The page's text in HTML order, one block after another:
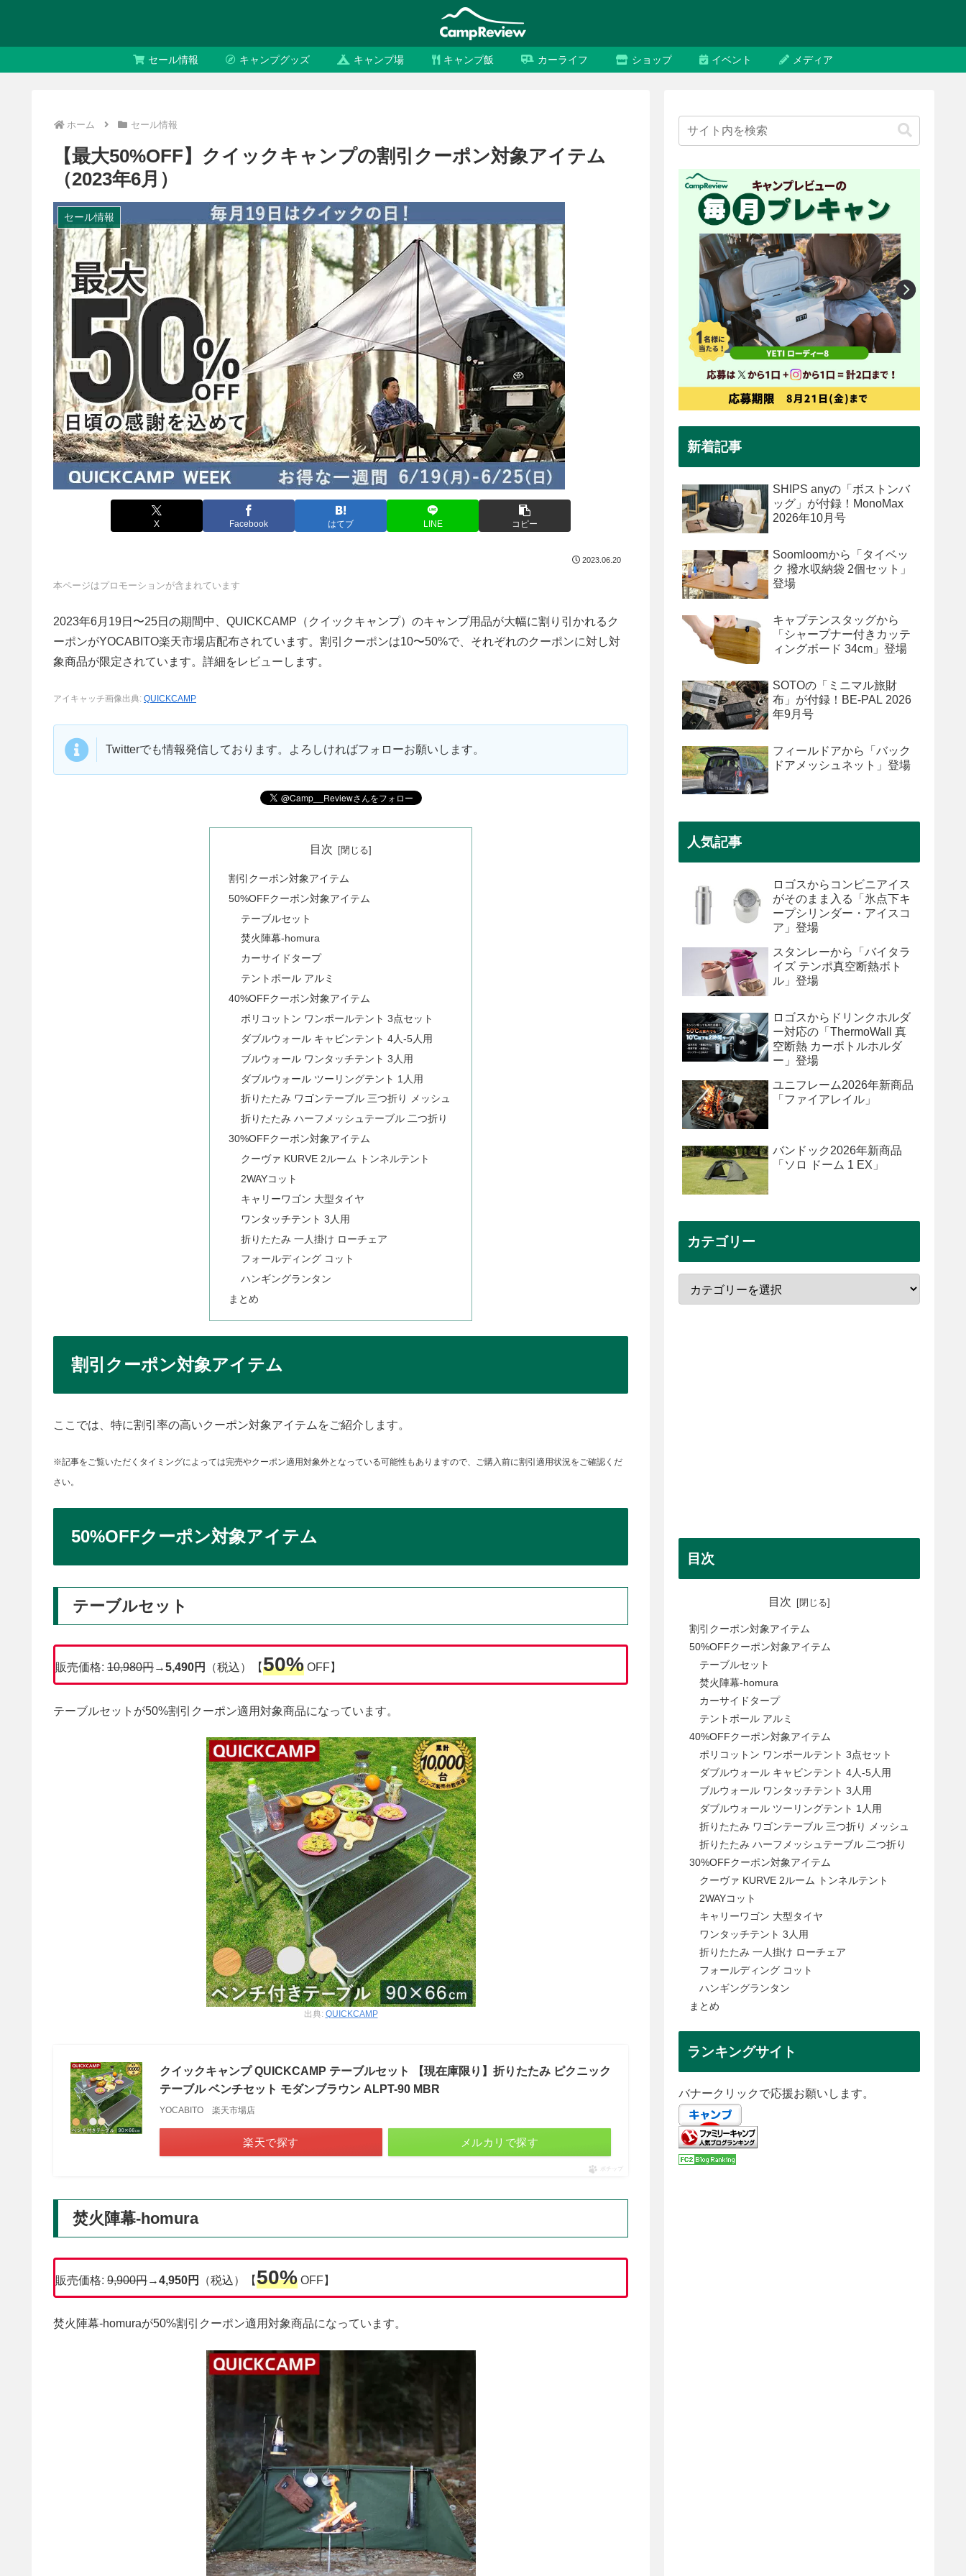
セール情報 キャンプグッズ キャンプ場 キャンプ飯 カーライフ ショップ イベント メディア
ホーム セール情報
【最大50%OFF】クイックキャンプの割引クーポン対象アイテム
（2023年6月）
セール情報
X Facebook はてブ LINE コピー
2023.06.20
本ページはプロモーションが含まれています
2023年6月19日〜25日の期間中、QUICKCAMP（クイックキャンプ）のキャンプ用品が大幅に割り引かれるク
ーポンがYOCABITO楽天市場店配布されています。割引クーポンは10〜50%で、それぞれのクーポンに対し対
象商品が限定されています。詳細をレビューします。
アイキャッチ画像出典: QUICKCAMP
Twitterでも情報発信しております。よろしければフォローお願いします。
目次
割引クーポン対象アイテム
50%OFFクーポン対象アイテム
テーブルセット
焚火陣幕-homura
カーサイドタープ
テントポール アルミ
40%OFFクーポン対象アイテム
ポリコットン ワンポールテント 3点セット
ダブルウォール キャビンテント 4人-5人用
ブルウォール ワンタッチテント 3人用
ダブルウォール ツーリングテント 1人用
折りたたみ ワゴンテーブル 三つ折り メッシュ
折りたたみ ハーフメッシュテーブル 二つ折り
30%OFFクーポン対象アイテム
クーヴァ KURVE 2ルーム トンネルテント
2WAYコット
キャリーワゴン 大型タイヤ
ワンタッチテント 3人用
折りたたみ 一人掛け ローチェア
フォールディング コット
ハンギングランタン
まとめ
割引クーポン対象アイテム
ここでは、特に割引率の高いクーポン対象アイテムをご紹介します。
※記事をご覧いただくタイミングによっては完売やクーポン適用対象外となっている可能性もありますので、ご購入前に割引適用状況をご確認くだ
さい。
50%OFFクーポン対象アイテム
テーブルセット
販売価格: 10,980円→5,490円 （税込）【50% OFF】
テーブルセットが50%割引クーポン適用対象商品になっています。
出典: QUICKCAMP
クイックキャンプ QUICKCAMP テーブルセット 【現在庫限り】折りたたみ ピクニック
テーブル ベンチセット モダンブラウン ALPT-90 MBR
YOCABITO 楽天市場店
楽天で探す メルカリで探す
ポチップ
焚火陣幕-homura
販売価格: 9,900円→4,950円 （税込）【50% OFF】
焚火陣幕-homuraが50%割引クーポン適用対象商品になっています。
新着記事
SHIPS anyの「ボストンバ
ッグ」が付録！MonoMax
2026年10月号
Soomloomから「タイベッ
ク 撥水収納袋 2個セット」
登場
キャプテンスタッグから
「シャープナー付きカッテ
ィングボード 34cm」登場
SOTOの「ミニマル旅財
布」が付録！BE-PAL 2026
年9月号
フィールドアから「バック
ドアメッシュネット」登場
人気記事
ロゴスからコンビニアイス
がそのまま入る「氷点下キ
ープシリンダー・アイスコ
ア」登場
スタンレーから「バイタラ
イズ テンポ真空断熱ボト
ル」登場
ロゴスからドリンクホルダ
ー対応の「ThermoWall 真
空断熱 カーボトルホルダ
ー」登場
ユニフレーム2026年新商品
「ファイアレイル」
バンドック2026年新商品
「ソロ ドーム 1 EX」
カテゴリー
目次
目次
割引クーポン対象アイテム
50%OFFクーポン対象アイテム
テーブルセット
焚火陣幕-homura
カーサイドタープ
テントポール アルミ
40%OFFクーポン対象アイテム
ポリコットン ワンポールテント 3点セット
ダブルウォール キャビンテント 4人-5人用
ブルウォール ワンタッチテント 3人用
ダブルウォール ツーリングテント 1人用
折りたたみ ワゴンテーブル 三つ折り メッシュ
折りたたみ ハーフメッシュテーブル 二つ折り
30%OFFクーポン対象アイテム
クーヴァ KURVE 2ルーム トンネルテント
2WAYコット
キャリーワゴン 大型タイヤ
ワンタッチテント 3人用
折りたたみ 一人掛け ローチェア
フォールディング コット
ハンギングランタン
まとめ
ランキングサイト
バナークリックで応援お願いします。